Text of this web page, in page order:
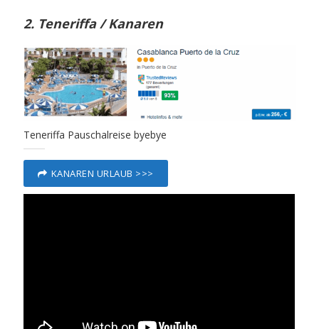
2. Teneriffa / Kanaren
Teneriffa Pauschalreise byebye
KANAREN URLAUB >>>